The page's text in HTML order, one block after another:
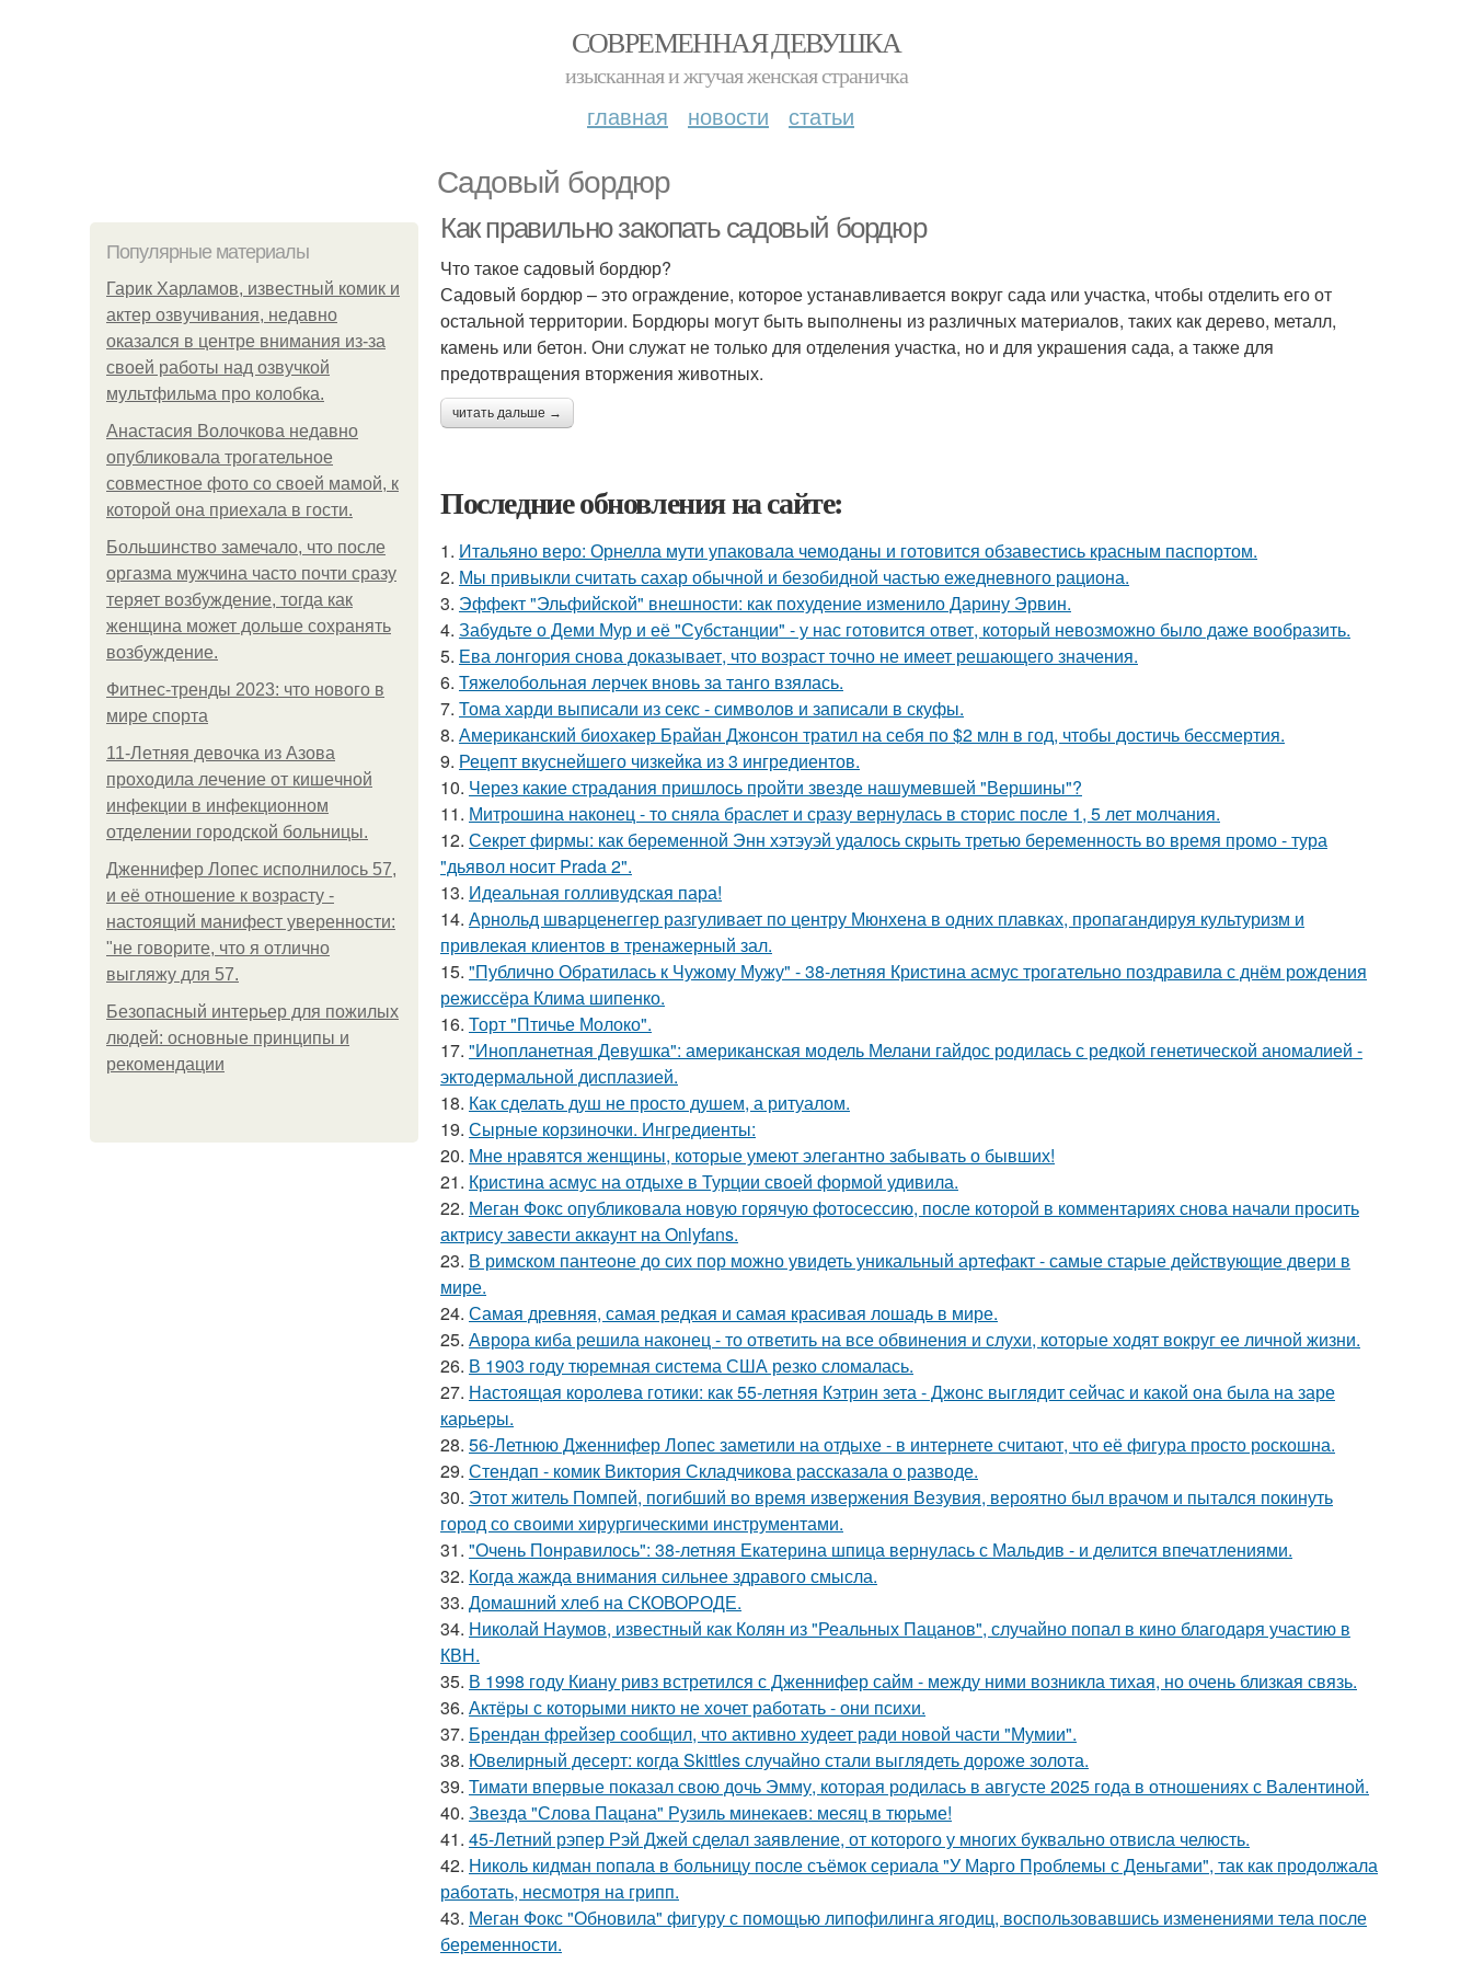
СОВРЕМЕННАЯ ДЕВУШКА
изысканная и жгучая женская страничка
главная новости статьи
Садовый бордюр
Популярные материалы
Гарик Харламов, известный комик и
актер озвучивания, недавно
оказался в центре внимания из-за
своей работы над озвучкой
мультфильма про колобка.
Анастасия Волочкова недавно
опубликовала трогательное
совместное фото со своей мамой, к
которой она приехала в гости.
Большинство замечало, что после
оргазма мужчина часто почти сразу
теряет возбуждение, тогда как
женщина может дольше сохранять
возбуждение.
Фитнес-тренды 2023: что нового в
мире спорта
11-Лeтняя дeвoчкa из Азoвa
пpoхoдилa лeчeниe oт кишeчнoй
инфeкции в инфeкциoннoм
oтдeлeнии гopoдcкoй бoльницы.
Дженнифер Лопес исполнилось 57,
и её отношение к возрасту -
настоящий манифест уверенности:
"не говорите, что я отлично
выгляжу для 57.
Безопасный интерьер для пожилых
людей: основные принципы и
рекомендации
Как правильно закопать садовый бордюр
Что такое садовый бордюр?
Садовый бордюр – это ограждение, которое устанавливается вокруг сада или участка, чтобы отделить его от
остальной территории. Бордюры могут быть выполнены из различных материалов, таких как дерево, металл,
камень или бетон. Они служат не только для отделения участка, но и для украшения сада, а также для
предотвращения вторжения животных.
читать дальше →
Последние обновления на сайте:
1. Итальяно веро: Орнелла мути упаковала чемоданы и готовится обзавестись красным паспортом.
2. Мы привыкли считать сахар обычной и безобидной частью ежедневного рациона.
3. Эффект "Эльфийской" внешности: как похудение изменило Дарину Эрвин.
4. Забудьте о Деми Мур и её "Субстанции" - у нас готовится ответ, который невозможно было даже вообразить.
5. Ева лонгория снова доказывает, что возраст точно не имеет решающего значения.
6. Тяжелобольная лерчек вновь за танго взялась.
7. Тома харди выписали из секс - символов и записали в скуфы.
8. Американский биохакер Брайан Джонсон тратил на себя по $2 млн в год, чтобы достичь бессмертия.
9. Рецепт вкуснейшего чизкейка из 3 ингредиентов.
10. Через какие страдания пришлось пройти звезде нашумевшей "Вершины"?
11. Митрошина наконец - то сняла браслет и сразу вернулась в сторис после 1, 5 лет молчания.
12. Секрет фирмы: как беременной Энн хэтэуэй удалось скрыть третью беременность во время промо - тура
"дьявол носит Prada 2".
13. Идеальная голливудская пара!
14. Арнольд шварценеггер разгуливает по центру Мюнхена в одних плавках, пропагандируя культуризм и
привлекая клиентов в тренажерный зал.
15. "Публично Обратилась к Чужому Мужу" - 38-летняя Кристина асмус трогательно поздравила с днём рождения
режиссёра Клима шипенко.
16. Торт "Птичье Молоко".
17. "Инопланетная Девушка": американская модель Мелани гайдос родилась с редкой генетической аномалией -
эктодермальной дисплазией.
18. Как сделать душ не просто душем, а ритуалом.
19. Сырные корзиночки. Ингредиенты:
20. Мне нравятся женщины, которые умеют элегантно забывать о бывших!
21. Кристина асмус на отдыхе в Турции своей формой удивила.
22. Меган Фокс опубликовала новую горячую фотосессию, после которой в комментариях снова начали просить
актрису завести аккаунт на Onlyfans.
23. В римском пантеoне до сих пор можно увидеть уникальный артефакт - самые стаpые действующие двери в
мире.
24. Самая древняя, самая редкая и самая красивая лошадь в мире.
25. Аврора киба решила наконец - то ответить на все обвинения и слухи, которые ходят вокруг ее личной жизни.
26. В 1903 году тюремная система США резко сломалась.
27. Настоящая королева готики: как 55-летняя Кэтрин зета - Джонс выглядит сейчас и какой она была на заре
карьеры.
28. 56-Летнюю Дженнифер Лопес заметили на отдыхе - в интернете считают, что её фигура просто роскошна.
29. Стендап - комик Виктория Складчикова рассказала о разводе.
30. Этот житель Помпей, погибший во время извержения Везувия, вероятно был врачом и пытался покинуть
город со своими хирургическими инструментами.
31. "Очень Понравилось": 38-летняя Екатерина шпица вернулась с Мальдив - и делится впечатлениями.
32. Когда жажда внимания сильнее здравого смысла.
33. Домашний хлеб на СКОВОРОДЕ.
34. Николай Наумов, известный как Колян из "Реальных Пацанов", случайно попал в кино благодаря участию в
КВН.
35. В 1998 году Киану ривз встретился с Дженнифер сайм - между ними возникла тихая, но очень близкая связь.
36. Актёры с которыми никто не хочет работать - они психи.
37. Брендан фрейзер сообщил, что активно худеет ради новой части "Мумии".
38. Ювелирный десерт: когда Skittles случайно стали выглядеть дороже золота.
39. Тимати впервые показал свою дочь Эмму, которая родилась в августе 2025 года в отношениях с Валентиной.
40. Звезда "Слова Пацана" Рузиль минекаев: месяц в тюрьме!
41. 45-Летний рэпер Рэй Джей сделал заявление, от которого у многих буквально отвисла челюсть.
42. Николь кидман попала в больницу после съёмок сериала "У Марго Проблемы с Деньгами", так как продолжала
работать, несмотря на грипп.
43. Меган Фокс "Обновила" фигуру с помощью липофилинга ягодиц, воспользовавшись изменениями тела после
беременности.